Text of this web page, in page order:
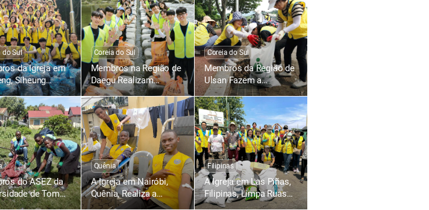
do Sul
da Igreja em
Siheung
a Manutenção
de
em
para a
das Chuvas
Coreia do Sul
Membros na Região de
Daegu Realizam
Campanha “Apaguemos
as Pegadas de
Plástico”
Coreia do Sul
Membros da Região de
Ulsan Fazem a
Manutenção do
Sistema de Drenagem
para Prevenção de
Enchentes durante a
Estação de Chuvas
do ASEZ da
de Tom
Realizam a
Quênia
A Igreja em Nairóbi,
Quênia, Realiza a
Campanha Mundial de
Filipinas
A Igreja em Las Piñas,
Filipinas, Limpa Ruas
Próximas